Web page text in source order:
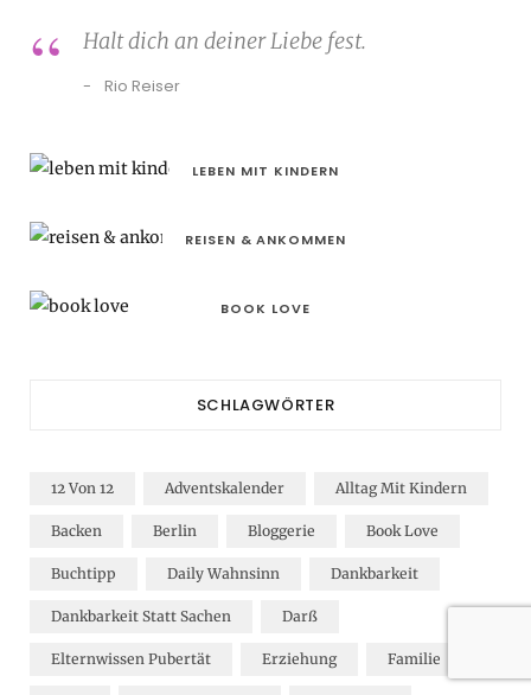
Halt dich an deiner Liebe fest.
Rio Reiser
LEBEN MIT KINDERN
REISEN & ANKOMMEN
BOOK LOVE
SCHLAGWÖRTER
12 Von 12 Adventskalender Alltag Mit Kindern
Backen Berlin Bloggerie Book Love
Buchtipp Daily Wahnsinn Dankbarkeit
Dankbarkeit Statt Sachen Darß
Elternwissen Pubertät Erziehung Familie